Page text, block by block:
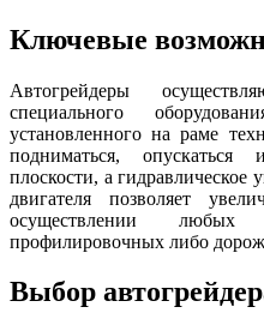
Ключевые
Автогрейдеры
специального
установленного на раме
подниматься,
плоскости, а
двигателя позволяет
осуществлении
профилировочных либо
Выбор